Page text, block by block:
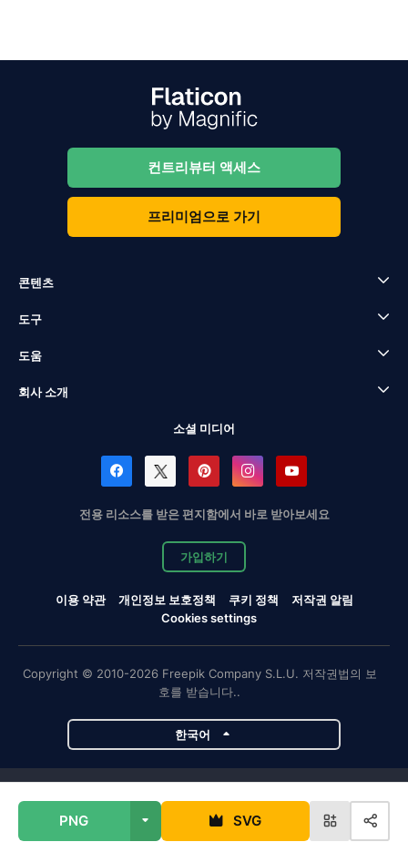
PNG SVG
컨트리뷰터 액세스
프리미엄으로 가기
콘텐츠
도구
도움
회사 소개
소셜 미디어
전용 리소스를 받은 편지함에서 바로 받아보세요
가입하기
이용 약관 개인정보 보호정책 쿠키 정책
저작권 알림
Cookies settings
Copyright © 2010-2026 Freepik Company S.L.U. 저작권법의 보
호를 받습니다..
한국어